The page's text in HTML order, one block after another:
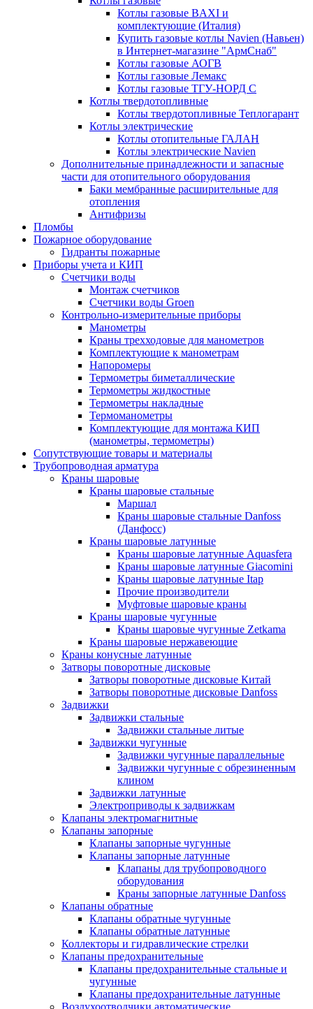
Котлы газовые BAXI и
комплектующие (Италия)
Купить газовые котлы Navien (Навьен)
в Интернет-магазине "АрмСнаб"
Котлы газовые АОГВ
Котлы газовые Лемакс
Котлы газовые ТГУ-НОРД С
Котлы твердотопливные
Котлы твердотопливные Теплогарант
Котлы электрические
Котлы отопительные ГАЛАН
Котлы электрические Navien
Дополнительные принадлежности и запасные
части для отопительного оборудования
Баки мембранные расширительные для
отопления
Антифризы
Пломбы
Пожарное оборудование
Гидранты пожарные
Приборы учета и КИП
Счетчики воды
Монтаж счетчиков
Счетчики воды Groen
Контрольно-измерительные приборы
Манометры
Краны трехходовые для манометров
Комплектующие к манометрам
Напоромеры
Термометры биметаллические
Термометры жидкостные
Термометры накладные
Термоманометры
Комплектующие для монтажа КИП
(манометры, термометры)
Сопутствующие товары и материалы
Трубопроводная арматура
Краны шаровые
Краны шаровые стальные
Маршал
Краны шаровые стальные Danfoss
(Данфосс)
Краны шаровые латунные
Краны шаровые латунные Aquasfera
Краны шаровые латунные Giacomini
Краны шаровые латунные Itap
Прочие производители
Муфтовые шаровые краны
Краны шаровые чугунные
Краны шаровые чугунные Zetkama
Краны шаровые нержавеющие
Краны конусные латунные
Затворы поворотные дисковые
Затворы поворотные дисковые Китай
Затворы поворотные дисковые Danfoss
Задвижки
Задвижки стальные
Задвижки стальные литые
Задвижки чугунные
Задвижки чугунные параллельные
Задвижки чугунные с обрезиненным
клином
Задвижки латунные
Электроприводы к задвижкам
Клапаны электромагнитные
Клапаны запорные
Клапаны запорные чугунные
Клапаны запорные латунные
Клапаны для трубопроводного
оборудования
Краны запорные латунные Danfoss
Клапаны обратные
Клапаны обратные чугунные
Клапаны обратные латунные
Коллекторы и гидравлические стрелки
Клапаны предохранительные
Клапаны предохранительные стальные и
чугунные
Клапаны предохранительные латунные
Воздухоотводчики автоматические